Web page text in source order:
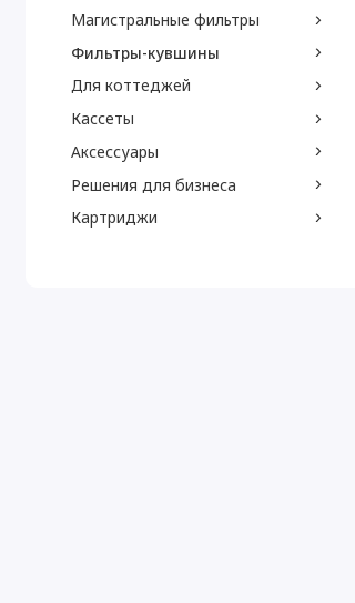
Магистральные фильтры
Фильтры-кувшины
Для коттеджей
Кассеты
Аксессуары
Решения для бизнеса
Картриджи